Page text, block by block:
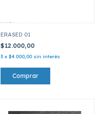
ERASED 01
$12.000,00
3 x $4.000,00 sin interés